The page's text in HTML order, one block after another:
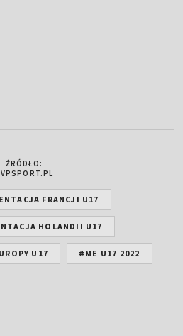
ŹRÓDŁO:
FRANCJI U17
HOLANDII U17
U17 #ME U17 2022